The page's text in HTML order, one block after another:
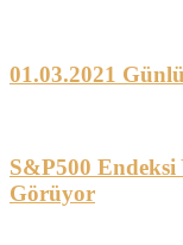
01.03.2021
S&P500 Endeksi
Görüyor